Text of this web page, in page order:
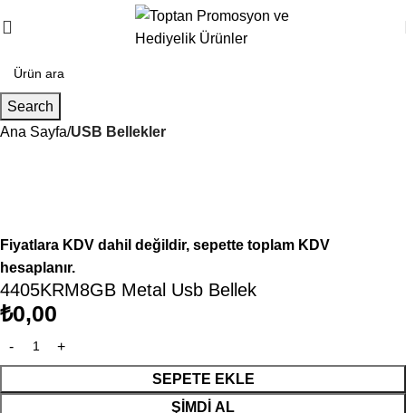
Search
Ana Sayfa USB Bellekler
Fiyatlara KDV dahil değildir, sepette toplam KDV
hesaplanır.
4405KRM8GB Metal Usb Bellek
₺0,00
SEPETE EKLE
ŞIMDI AL